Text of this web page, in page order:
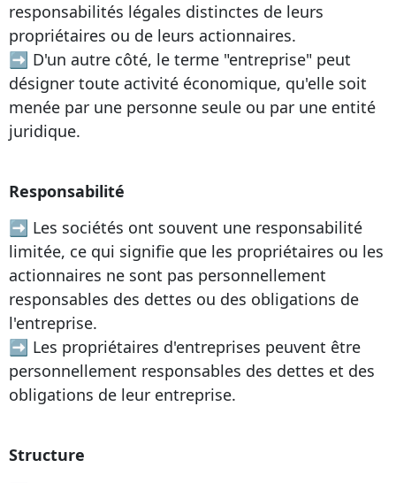
responsabilités légales distinctes de leurs
propriétaires ou de leurs actionnaires.
➡ D'un autre côté, le terme "entreprise" peut
désigner toute activité économique, qu'elle soit
menée par une personne seule ou par une entité
juridique.
Responsabilité
➡ Les sociétés ont souvent une responsabilité
limitée, ce qui signifie que les propriétaires ou les
actionnaires ne sont pas personnellement
responsables des dettes ou des obligations de
l'entreprise.
➡ Les propriétaires d'entreprises peuvent être
personnellement responsables des dettes et des
obligations de leur entreprise.
Structure